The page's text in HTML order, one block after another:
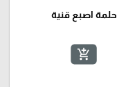
حلمة اصبع قنية
add_shopping_cart